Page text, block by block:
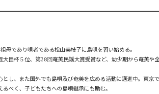
母であり唄者である松山美枝子に島唄を習い始める。
大臣杯５位、第38回奄美民謡大賞受賞など、幼少期から奄美や
とし、また国外でも島唄及び奄美を広める活動に邁進中。東京
べく、子どもたちへの島唄継承にも励む。